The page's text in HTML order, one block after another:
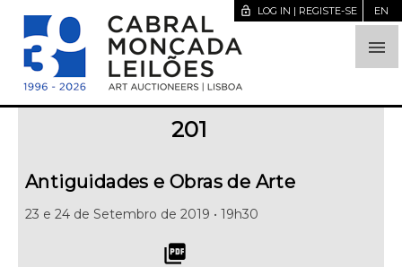

lock_open LOG IN | REGISTE-SE EN
201
Antiguidades e Obras de Arte
23 e 24 de Setembro de 2019 • 19h30
picture_as_pdf